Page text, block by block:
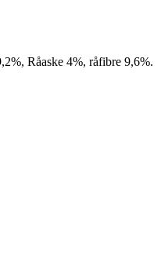
Råaske 4%, råfibre 9,6%.